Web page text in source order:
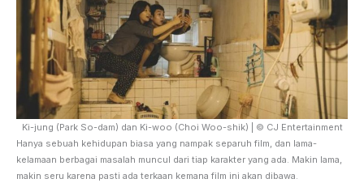
Ki-jung (Park So-dam) dan Ki-woo (Choi Woo-shik) | © CJ Entertainment
Hanya sebuah kehidupan biasa yang nampak separuh film, dan lama-
kelamaan berbagai masalah muncul dari tiap karakter yang ada. Makin lama,
makin seru karena pasti ada terkaan kemana film ini akan dibawa.